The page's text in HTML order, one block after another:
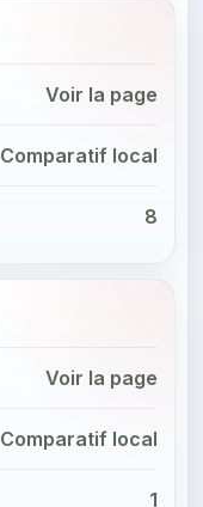
Voir la page
Comparatif local
8
Voir la page
Comparatif local
1